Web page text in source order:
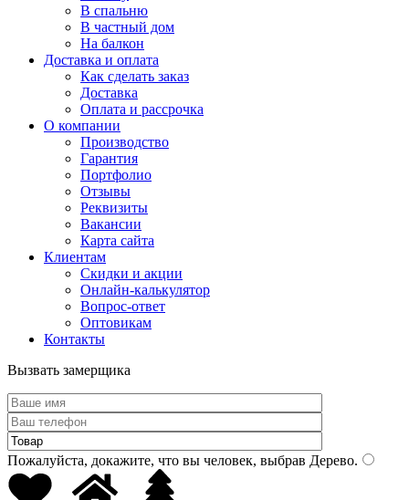
В спальню
В частный дом
На балкон
Доставка и оплата
Как сделать заказ
Доставка
Оплата и рассрочка
О компании
Производство
Гарантия
Портфолио
Отзывы
Реквизиты
Вакансии
Карта сайта
Клиентам
Скидки и акции
Онлайн-калькулятор
Вопрос-ответ
Оптовикам
Контакты
Вызвать замерщика
Пожалуйста, докажите, что вы человек, выбрав Дерево.